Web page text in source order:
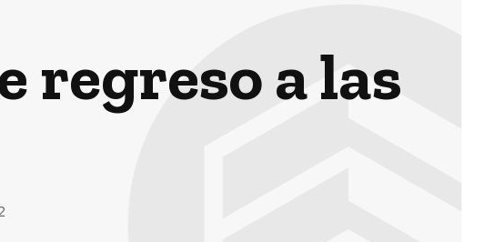
regreso a las